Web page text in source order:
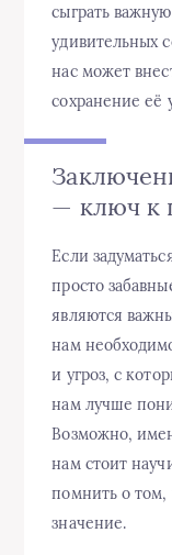
сыграть
удивительных
нас может
сохранение её
— ключ к
Если
просто
являются
нам
и угроз, с
нам лучше
Возможно,
нам стоит
помнить о том,
значение.